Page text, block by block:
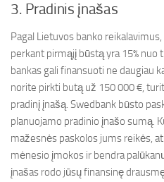
3. Pradinis įnašas
Pagal Lietuvos banko
perkant pirmąjį būstą yra 15% nuo
bankas gali finansuoti ne daugiau
norite pirkti butą už 150 000 €,
pradinį įnašą. Swedbank būsto
planuojamo pradinio įnašo sumą.
mažesnės paskolos jums reikės,
mėnesio įmokos ir bendra
įnašas rodo jūsų finansinę